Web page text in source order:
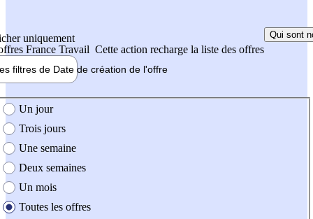
uniquement
France Travail Cette action recharge la liste des offres
Qui sont
filtres de Date de création de l'offre
création de l'offre
Un jour
Trois jours
Une semaine
Deux semaines
Un mois
Toutes les offres